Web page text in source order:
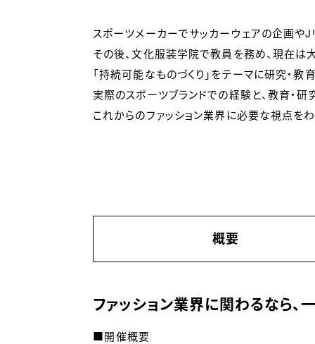
スポーツメーカーでサッカーウェアの企画や
その後、文化服装学院で教員を務め、現在は
「持続可能なものづくり」をテーマに研究・教
実際のスポーツブランドでの経験と、教育・
これからのファッション業界に必要な視点をわ
概要
ファッション業界に関わるなら、
■開催概要